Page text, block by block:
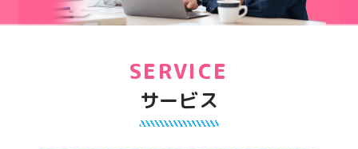
SERVICE
サービス